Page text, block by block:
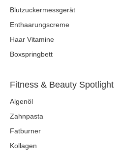
Blutzuckermessgerät
Enthaarungscreme
Haar Vitamine
Boxspringbett
Fitness & Beauty Spotlight
Algenöl
Zahnpasta
Fatburner
Kollagen